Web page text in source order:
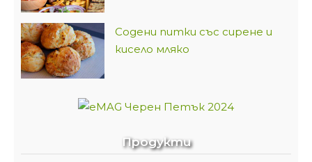
Содени питки със сирене и
кисело мляко
Продукти